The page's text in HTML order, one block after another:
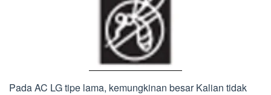
Pada AC LG tipe lama, kemungkinan besar Kalian tidak